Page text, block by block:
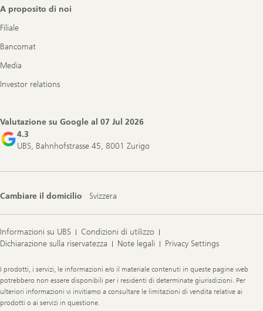
A proposito di noi
Filiale
Bancomat
Media
Investor relations
Valutazione su Google al 07 Jul 2026
4.3
UBS, Bahnhofstrasse 45, 8001 Zurigo
Cambiare il domicilio Svizzera
Informazioni su UBS
Condizioni di utilizzo
Dichiarazione sulla riservatezza
Note legali Privacy Settings
Legal
Information
I prodotti, i servizi, le informazioni e/o il materiale contenuti in queste pagine web
potrebbero non essere disponibili per i residenti di determinate giurisdizioni. Per
ulteriori informazioni vi invitiamo a consultare le limitazioni di vendita relative ai
prodotti o ai servizi in questione.